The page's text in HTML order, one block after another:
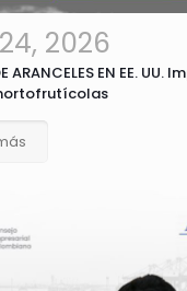
2026
ARANCELES EN EE.